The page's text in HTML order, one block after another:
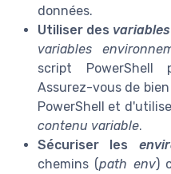
données.
Utiliser des
variables
script PowerShell
Assurez-vous de
PowerShell et
contenu variable.
Sécuriser les
chemins (path env)